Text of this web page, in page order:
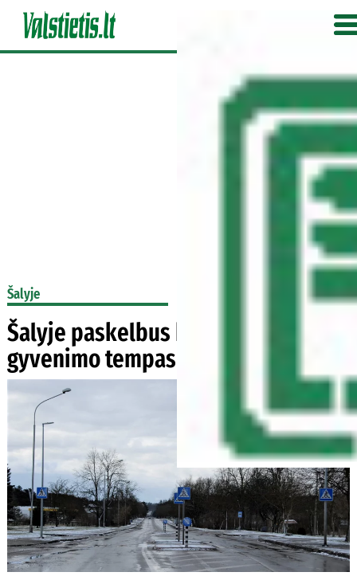
Šalyje
Šalyje paskelbus karantiną
gyvenimo tempas keičiasi